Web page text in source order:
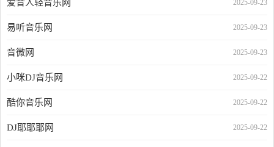
2025-09-23
爱音人轻音乐网
2025-09-23
易听音乐网
2025-09-23
音微网
2025-09-22
小咪DJ音乐网
2025-09-22
酷你音乐网
2025-09-22
DJ耶耶耶网